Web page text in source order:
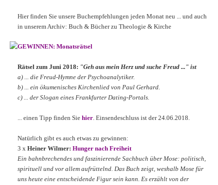
Hier finden Sie unsere Buchempfehlungen jeden Monat neu ... und auch
in unserem Archiv: Buch & Bücher zu Theologie & Kirche
GEWINNEN: Monatsrätsel
Rätsel zum Juni 2018: "Geh aus mein Herz und suche Freud ..." ist
a) ... die Freud-Hymne der Psychoanalytiker.
b) ... ein ökumenisches Kirchenlied von Paul Gerhard.
c) ... der Slogan eines Frankfurter Dating-Portals.
... einen Tipp finden Sie hier. Einsendeschluss ist der 24.06.2018.
Natürlich gibt es auch etwas zu gewinnen:
3 x Heiner Wilmer: Hunger nach Freiheit
Ein bahnbrechendes und faszinierende Sachbuch über Mose: politisch,
spirituell und vor allem aufrüttelnd. Das Buch zeigt, weshalb Mose für
uns heute eine entscheidende Figur sein kann. Es erzählt von der